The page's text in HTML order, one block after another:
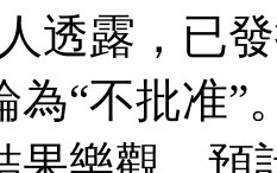
透露，已
為“不批准”